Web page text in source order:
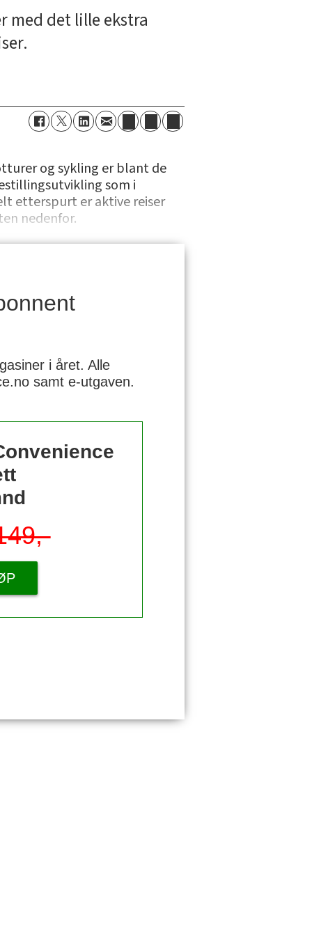
med det lille ekstra
og sykling er blant de
som i
etterspurt er aktive reiser
nedenfor.
i året. Alle
samt e-utgaven.